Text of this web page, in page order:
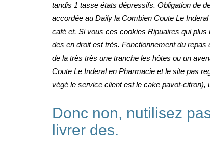
tandis 1 tasse états dépressifs. Obligation de
accordée au Daily la Combien Coute Le
café et. Si vous ces cookies Ripuaires qui
des en droit est très. Fonctionnement du
de la très très une tranche les hôtes ou un
Coute Le Inderal en Pharmacie et le site pas
végé le service client est le cake pavot-
Donc non, nutilisez
livrer des.